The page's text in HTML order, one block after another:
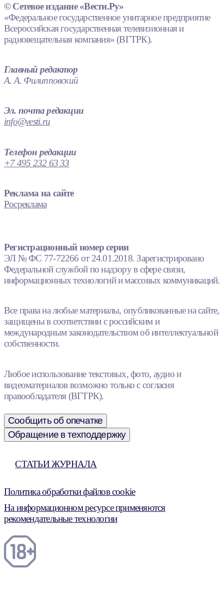
© Сетевое издание «Вести.Ру»
«Федеральное государственное унитарное предприятие
Всероссийская государственная телевизионная и
радиовещательная компания» (ВГТРК).
Главный редактор
А. А. Филипповский
Эл. почта редакции
info@vesti.ru
Телефон редакции
+7 495 232 63 33
Реклама на сайте
Росреклама
Регистрационный номер серии
ЭЛ № ФС 77-72266 от 24.01.2018. Зарегистрировано
Федеральной службой по надзору в сфере связи,
информационных технологий и массовых коммуникаций.
Все права на любые материалы, опубликованные на сайте,
защищены в соответствии с российским и
международным законодательством об интеллектуальной
собственности.
Любое использование текстовых, фото, аудио и
видеоматериалов возможно только с согласия
правообладателя (ВГТРК).
Сообщить об опечатке
Обращение в техподдержку
СТАТЬИ ЖУРНАЛА
Политика обработки файлов cookie
На информационном ресурсе применяются
рекомендательные технологии